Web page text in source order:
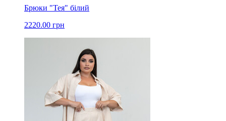
Брюки "Тея" білий
2220.00 грн